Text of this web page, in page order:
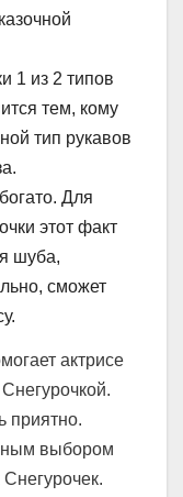
1 из 2 типов
тем, кому
тип рукавов
Для
этот факт
шуба,
сможет
актрисе
приятно.
выбором